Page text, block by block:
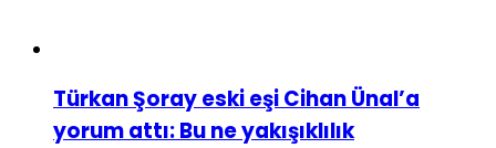
Türkan Şoray eski eşi Cihan Ünal’a
yorum attı: Bu ne yakışıklılık